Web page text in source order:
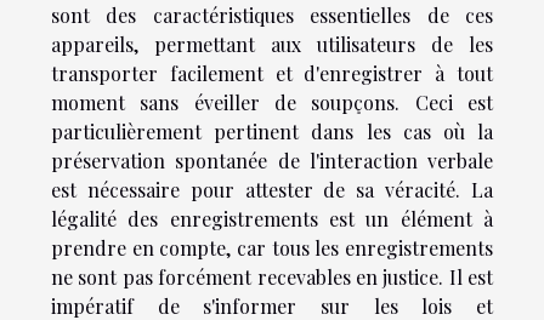
sont des caractéristiques essentielles de ces
appareils, permettant aux utilisateurs de les
transporter facilement et d'enregistrer à tout
moment sans éveiller de soupçons. Ceci est
particulièrement pertinent dans les cas où la
préservation spontanée de l'interaction verbale
est nécessaire pour attester de sa véracité. La
légalité des enregistrements est un élément à
prendre en compte, car tous les enregistrements
ne sont pas forcément recevables en justice. Il est
impératif de s'informer sur les lois et